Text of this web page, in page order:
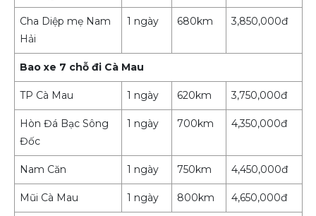
Cha Diệp mẹ Nam
Hải
1 ngày 680km 3,850,000đ
Bao xe 7 chỗ đi Cà Mau
TP Cà Mau 1 ngày 620km 3,750,000đ
Hòn Đá Bạc Sông
Đốc
1 ngày 700km 4,350,000đ
Nam Căn 1 ngày 750km 4,450,000đ
Mũi Cà Mau 1 ngày 800km 4,650,000đ